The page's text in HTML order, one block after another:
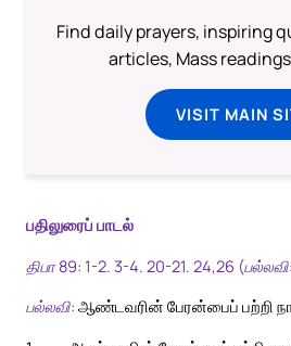
Find daily prayers, inspiring
articles, Mass
VISIT MAIN
பதிலுரைப் பாடல்
திபா 89: 1-2. 3-4. 20-21. 24,26
பல்லவி: ஆண்டவரின் பேரன்பைப் பற்றி